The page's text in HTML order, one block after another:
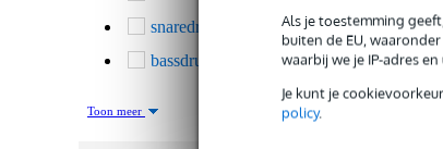
Als je toestemming
buiten de EU,
waarbij we je IP-adres
Je kunt je
policy.
9
snaredrum / tom / percussie
3
bassdrum
Toon meer